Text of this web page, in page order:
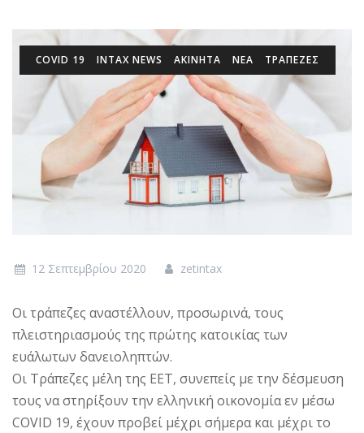
COVID 19 INTAX NEWS ΑΚΙΝΗΤΑ ΝΕΑ ΤΡΑΠΕΖΕΣ
12 Σεπτεμβρίου 2020 zetintax
Οι τράπεζες αναστέλλουν, προσωρινά, τους
πλειστηριασμούς της πρώτης κατοικίας των
ευάλωτων δανειοληπτών.
Oι Τράπεζες μέλη της ΕΕΤ, συνεπείς με την δέσμευση
τους να στηρίξουν την ελληνική οικονομία εν μέσω
COVID 19, έχουν προβεί μέχρι σήμερα και μέχρι το